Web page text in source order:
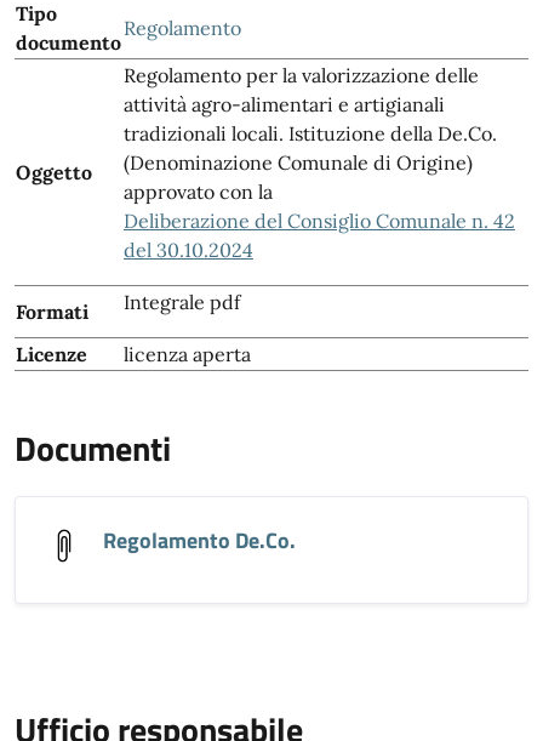
Tipo
documento
Regolamento
Oggetto
Regolamento per la valorizzazione delle
attività agro-alimentari e artigianali
tradizionali locali. Istituzione della De.Co.
(Denominazione Comunale di Origine)
approvato con la
Deliberazione del Consiglio Comunale n. 42
del 30.10.2024
Formati Integrale pdf
Licenze licenza aperta
Documenti
Regolamento De.Co.
Ufficio responsabile